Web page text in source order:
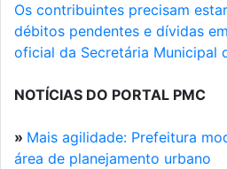
Os contribuintes precisam
débitos pendentes e dívidas
oficial da Secretária Municipal
NOTÍCIAS DO PORTAL PMC
» Mais agilidade: Prefeitura
área de planejamento urbano